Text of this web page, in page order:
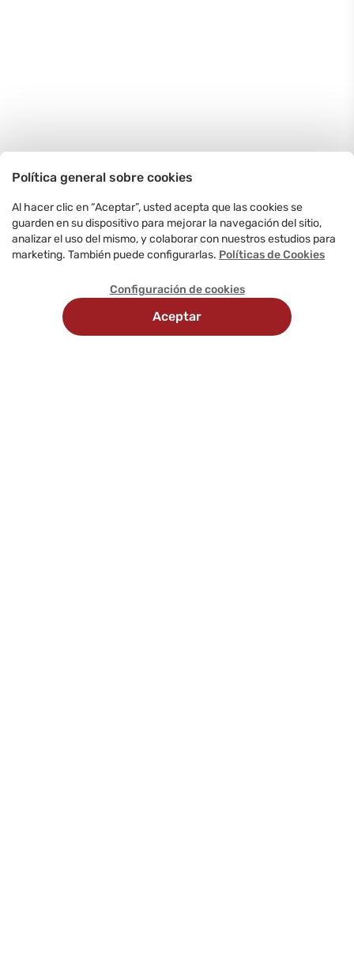
Política general sobre cookies
Al hacer clic en “Aceptar”, usted acepta que las cookies se
guarden en su dispositivo para mejorar la navegación del sitio,
analizar el uso del mismo, y colaborar con nuestros estudios para
marketing. También puede configurarlas. Políticas de Cookies
Configuración de cookies
Aceptar